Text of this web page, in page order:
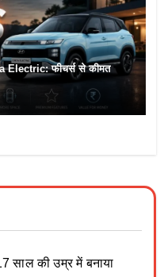
Electric: फीचर्स से कीमत
साल की उम्र में बनाया